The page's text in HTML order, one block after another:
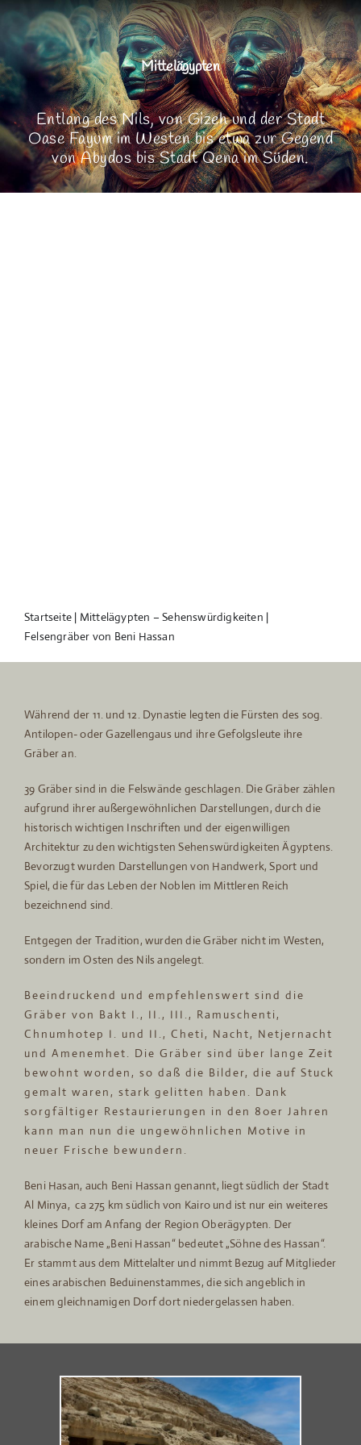
Sinai
Rotes Meer Mittelägypten
Entlang des Nils, von Gizeh und der Stadt
Oase Fayum im Westen bis etwa zur Gegend
von Abydos bis Stadt Qena im Süden.
Startseite | Mittelägypten – Sehenswürdigkeiten |
Felsengräber von Beni Hassan
Während der 11. und 12. Dynastie legten die Fürsten des sog.
Antilopen- oder Gazellengaus und ihre Gefolgsleute ihre
Gräber an.
39 Gräber sind in die Felswände geschlagen. Die Gräber zählen
aufgrund ihrer außergewöhnlichen Darstellungen, durch die
historisch wichtigen Inschriften und der eigenwilligen
Architektur zu den wichtigsten Sehenswürdigkeiten Ägyptens.
Bevorzugt wurden Darstellungen von Handwerk, Sport und
Spiel, die für das Leben der Noblen im Mittleren Reich
bezeichnend sind.
Entgegen der Tradition, wurden die Gräber nicht im Westen,
sondern im Osten des Nils angelegt.
Beeindruckend und empfehlenswert sind die
Gräber von Bakt I., II., III., Ramuschenti,
Chnumhotep I. und II., Cheti, Nacht, Netjernacht
und Amenemhet. Die Gräber sind über lange Zeit
bewohnt worden, so daß die Bilder, die auf Stuck
gemalt waren, stark gelitten haben. Dank
sorgfältiger Restaurierungen in den 80er Jahren
kann man nun die ungewöhnlichen Motive in
neuer Frische bewundern.
Beni Hasan, auch Beni Hassan genannt, liegt südlich der Stadt
Al Minya, ca 275 km südlich von Kairo und ist nur ein weiteres
kleines Dorf am Anfang der Region Oberägypten. Der
arabische Name „Beni Hassan“ bedeutet „Söhne des Hassan“.
Er stammt aus dem Mittelalter und nimmt Bezug auf Mitglieder
eines arabischen Beduinenstammes, die sich angeblich in
einem gleichnamigen Dorf dort niedergelassen haben.